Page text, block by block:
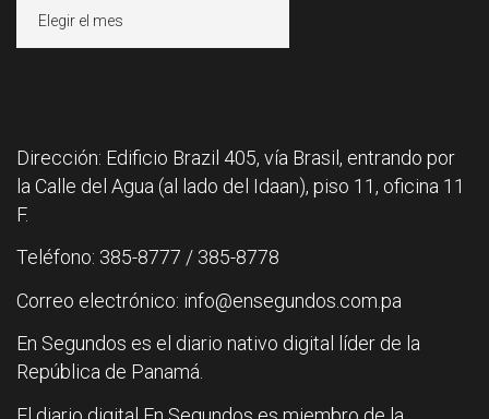
Dirección: Edificio Brazil 405, vía Brasil, entrando por
la Calle del Agua (al lado del Idaan), piso 11, oficina 11
F.
Teléfono: 385-8777 / 385-8778
Correo electrónico: info@ensegundos.com.pa
En Segundos es el diario nativo digital líder de la
República de Panamá.